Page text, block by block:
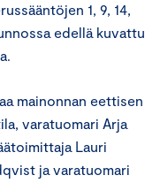
1, 9, 14,
edellä kuvattu
mainonnan eettisen
varatuomari Arja
Lauri
ja varatuomari